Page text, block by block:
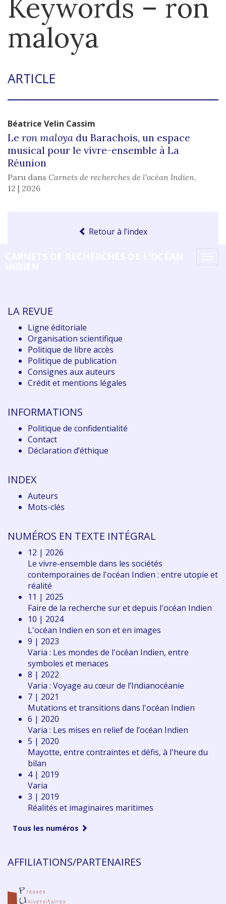
Keywords – ron
maloya
ARTICLE
Béatrice Velin Cassim
Le ron maloya du Barachois, un espace
musical pour le vivre-ensemble à La
Réunion
Paru dans Carnets de recherches de l'océan Indien,
12 | 2026
Retour à l’index
LA REVUE
Ligne éditoriale
Organisation scientifique
Politique de libre accès
Politique de publication
Consignes aux auteurs
Crédit et mentions légales
INFORMATIONS
Politique de confidentialité
Contact
Déclaration d’éthique
INDEX
Auteurs
Mots-clés
NUMÉROS EN TEXTE INTÉGRAL
12 | 2026
Le vivre-ensemble dans les sociétés
contemporaines de l'océan Indien : entre utopie et
réalité
11 | 2025
Faire de la recherche sur et depuis l'océan Indien
10 | 2024
L'océan Indien en son et en images
9 | 2023
Varia : Les mondes de l'océan Indien, entre
symboles et menaces
8 | 2022
Varia : Voyage au cœur de l’Indianocéanie
7 | 2021
Mutations et transitions dans l'océan Indien
6 | 2020
Varia : Les mises en relief de l’océan Indien
5 | 2020
Mayotte, entre contraintes et défis, à l'heure du
bilan
4 | 2019
Varia
3 | 2019
Réalités et imaginaires maritimes
Tous les numéros
AFFILIATIONS/PARTENAIRES